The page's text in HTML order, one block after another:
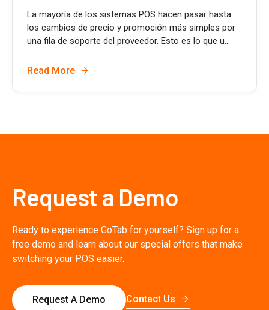
La mayoría de los sistemas POS hacen pasar hasta
los cambios de precio y promoción más simples por
una fila de soporte del proveedor. Esto es lo que u...
Read More
Request a Demo
Ready to experience GoTab for yourself? Sign up for a
free demo and learn about our special offers that make
switching your POS easier.
Request A Demo Contact Us